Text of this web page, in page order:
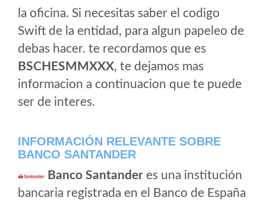
la oficina. Si necesitas saber el codigo
Swift de la entidad, para algun papeleo de
debas hacer. te recordamos que es
BSCHESMMXXX, te dejamos mas
informacion a continuacion que te puede
ser de interes.
INFORMACIÓN RELEVANTE SOBRE
BANCO SANTANDER
Banco Santander es una institución
bancaria registrada en el Banco de España